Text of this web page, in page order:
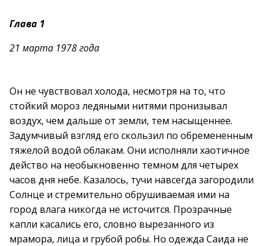
Глава 1
21 марта 1978 года
Он не чувствовал холода, несмотря на то, что
стойкий мороз ледяными нитями пронизывал
воздух, чем дальше от земли, тем насыщеннее.
Задумчивый взгляд его скользил по обремененным
тяжелой водой облакам. Они исполняли хаотичное
действо на необыкновенно темном для четырех
часов дня небе. Казалось, тучи навсегда загородили
Солнце и стремительно обрушиваемая ими на
город влага никогда не источится. Прозрачные
капли касались его, словно вырезанного из
мрамора, лица и грубой робы. Но одежда Саида не